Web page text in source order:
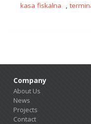
kasa fiskalna
Company
About Us
News
Projects
Contact